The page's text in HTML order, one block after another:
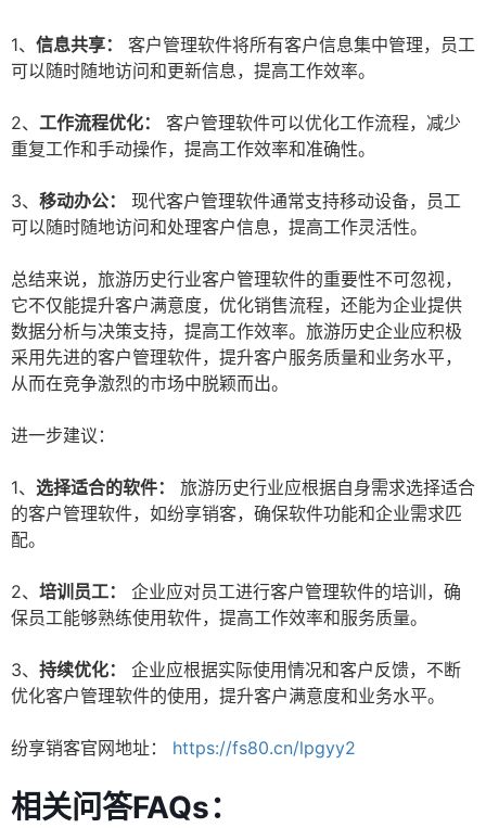
1、 信息共享：
客户管理软件将所有客户信息集中管理，员工
可以随时随地访问和更新信息，提高工作效率。
2、 工作流程优化：
客户管理软件可以优化工作流程，减少
重复工作和手动操作，提高工作效率和准确性。
3、 移动办公：
现代客户管理软件通常支持移动设备，员工
可以随时随地访问和处理客户信息，提高工作灵活性。
总结来说，旅游历史行业客户管理软件的重要性不可忽视，
它不仅能提升客户满意度，优化销售流程，还能为企业提供
数据分析与决策支持，提高工作效率。旅游历史企业应积极
采用先进的客户管理软件，提升客户服务质量和业务水平，
从而在竞争激烈的市场中脱颖而出。
进一步建议：
1、 选择适合的软件：
旅游历史行业应根据自身需求选择适合
的客户管理软件，如纷享销客，确保软件功能和企业需求匹
配。
2、 培训员工：
企业应对员工进行客户管理软件的培训，确
保员工能够熟练使用软件，提高工作效率和服务质量。
3、 持续优化：
企业应根据实际使用情况和客户反馈，不断
优化客户管理软件的使用，提升客户满意度和业务水平。
纷享销客官网地址： https://fs80.cn/lpgyy2
相关问答FAQs：